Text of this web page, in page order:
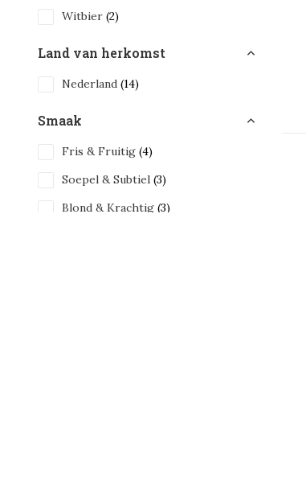
Witbier (2)
Land van herkomst
Nederland (14)
Smaak
Fris & Fruitig (4)
Soepel & Subtiel (3)
Blond & Krachtig (3)